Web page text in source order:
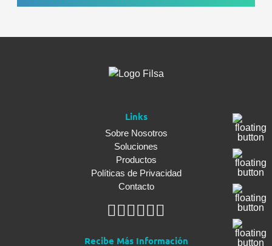
Links
Sobre Nosotros
Soluciones
Productos
Políticas de Privacidad
Contacto
Recibe Más Información